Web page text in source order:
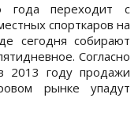
года переходит с
спорткаров на
сегодня собирают
Cогласно
2013 году продажи
рынке упадут